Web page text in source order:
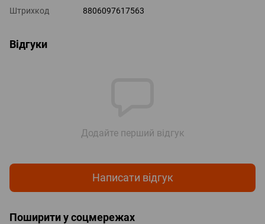
Штрихкод
8806097617563
Відгуки
Додайте перший відгук
Написати відгук
Поширити у соцмережах